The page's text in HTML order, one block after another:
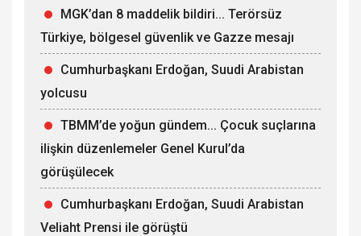
MGK’dan 8 maddelik bildiri... Terörsüz
Türkiye, bölgesel güvenlik ve Gazze mesajı
Cumhurbaşkanı Erdoğan, Suudi Arabistan
yolcusu
TBMM’de yoğun gündem... Çocuk suçlarına
ilişkin düzenlemeler Genel Kurul’da
görüşülecek
Cumhurbaşkanı Erdoğan, Suudi Arabistan
Veliaht Prensi ile görüştü